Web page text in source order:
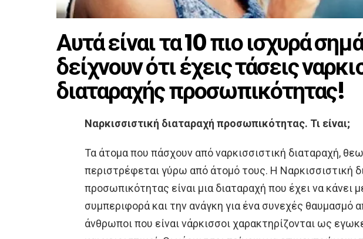
Αυτά είναι τα 10 πιο ισχυρά
δείχνουν ότι έχεις τάσεις
διαταραχής προσωπικότητας!
Ναρκισσιστική διαταραχή προσωπικότητας. Τι είναι;
Τα άτομα που πάσχουν από ναρκισσιστική διαταραχή,
περιστρέφεται γύρω από άτομό τους. H Ναρκισσιστική
προσωπικότητας είναι μια διαταραχή που έχει να κάνει
συμπεριφορά και την ανάγκη για ένα συνεχές θαυμασμό
άνθρωποι που είναι νάρκισσοι χαρακτηρίζονται ως